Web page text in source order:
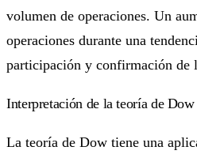
volumen de operaciones. Un
operaciones durante una
participación y confirmación de
Interpretación de la teoría de
La teoría de Dow tiene una